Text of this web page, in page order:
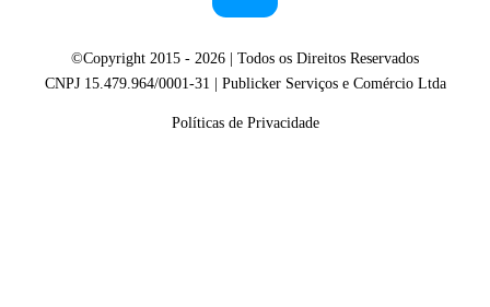
©Copyright 2015 - 2026 | Todos os Direitos Reservados
CNPJ 15.479.964/0001-31 | Publicker Serviços e Comércio Ltda
Políticas de Privacidade